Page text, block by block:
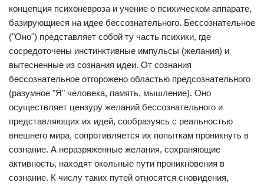
концепция психоневроза и учение о психическом аппарате,
базирующиеся на идее бессознательного. Бессознательное
("Оно") представляет собой ту часть психики, где
сосредоточены инстинктивные импульсы (желания) и
вытесненные из сознания идеи. От сознания
бессознательное отгорожено областью предсознательного
(разумное "Я" человека, память, мышление). Оно
осуществляет цензуру желаний бессознательного и
представляющих их идей, сообразуясь с реальностью
внешнего мира, сопротивляется их попыткам проникнуть в
сознание. А неразряженные желания, сохраняющие
активность, находят окольные пути проникновения в
сознание. К числу таких путей относятся сновидения,